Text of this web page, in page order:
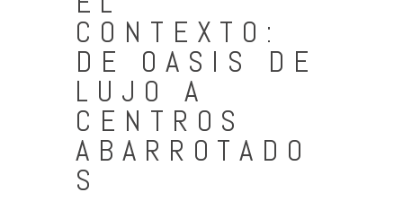
CONTEXTO:
DE OASIS DE
LUJO A
CENTROS
ABARROTADO
S